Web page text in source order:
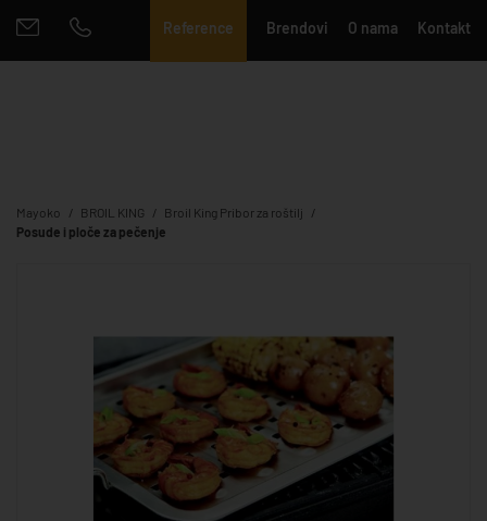
Reference Brendovi O nama Kontakt
Mayoko BROIL KING
Broil King Pribor za roštilj
Posude i ploče za pečenje